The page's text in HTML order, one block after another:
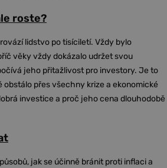
roste?
lidstvo po tisíciletí. Vždy bylo
věky vždy dokázalo udržet svou
jeho přitažlivost pro investory. Je to
přes všechny krize a ekonomické
investice a proč jeho cena dlouhodobě
jak se účinně bránit proti inflaci a